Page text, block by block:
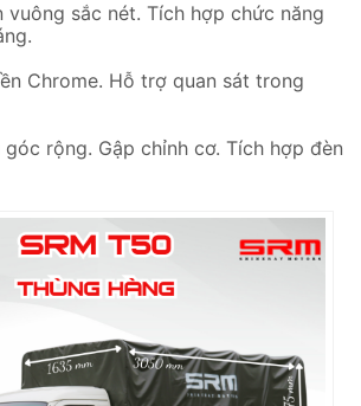
vuông sắc nét. Tích hợp chức năng
Chrome. Hỗ trợ quan sát trong
góc rộng. Gập chỉnh cơ. Tích hợp đèn